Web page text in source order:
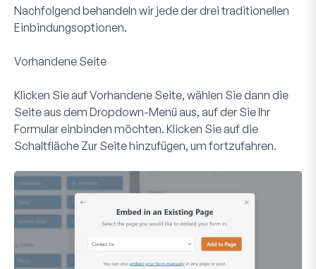
Nachfolgend behandeln wir jede der drei traditionellen
Einbindungsoptionen.
Vorhandene Seite
Klicken Sie aufVorhandene Seite, wählen Sie dann die
Seite aus dem Dropdown-Menü aus, auf der Sie Ihr
Formular einbinden möchten. Klicken Sie auf die
Schaltfläche Zur Seite hinzufügen, um fortzufahren.